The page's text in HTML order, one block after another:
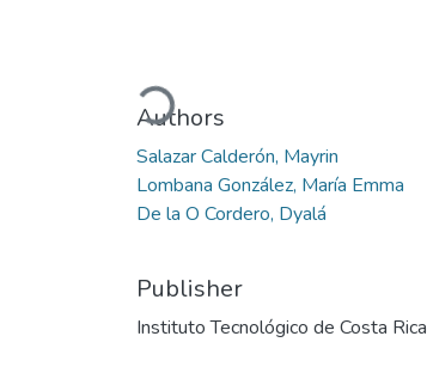
Loading...
Authors
Salazar Calderón, Mayrin
Lombana González, María Emma
De la O Cordero, Dyalá
Publisher
Instituto Tecnológico de Costa Rica